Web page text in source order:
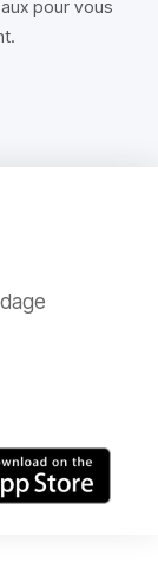
pour vous